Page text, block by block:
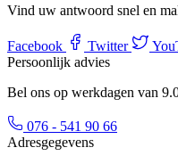
Vind uw antwoord snel en
Facebook Twitter
Persoonlijk advies
Bel ons op werkdagen van
076 - 541 90 66
Adresgegevens